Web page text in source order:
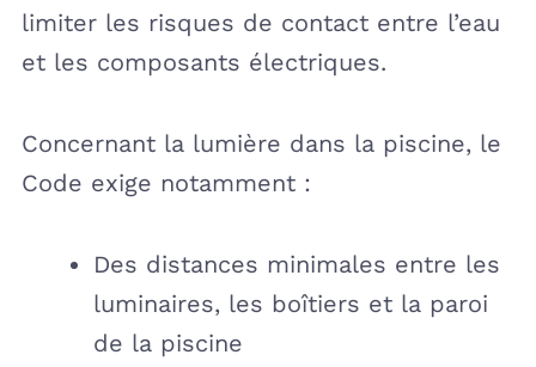
limiter les risques de contact entre l’eau
et les composants électriques.
Concernant la lumière dans la piscine, le
Code exige notamment :
Des distances minimales entre les
luminaires, les boîtiers et la paroi
de la piscine